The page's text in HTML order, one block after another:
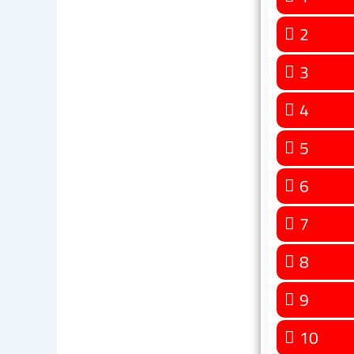
2
3
4
5
6
7
8
9
10